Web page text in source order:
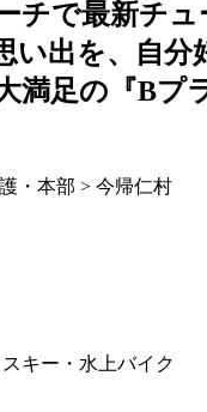
チで最新チュ
い出を、自分
満足の『Bプ
・本部 > 今帰仁村
キー・水上バイク